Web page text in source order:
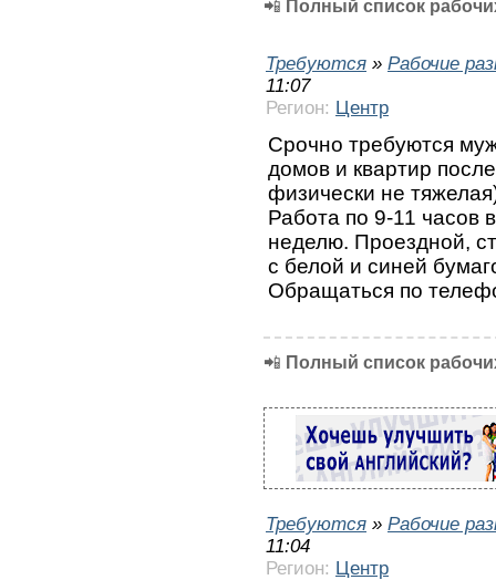
📲 Полный список
Требуются » Рабочие
11:07
Регион: Центр
Срочно требуются
домов и квартир
физически не
Работа по 9-11 часов
неделю. Проездной,
с белой и синей
Обращаться по
📲 Полный список
Требуются » Рабочие
11:04
Регион: Центр